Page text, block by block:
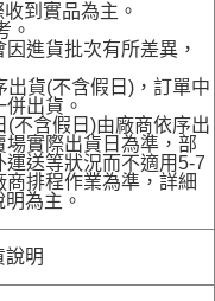
到實品為主。
。
進貨批次有所差異，
貨(不含假日)，訂單中
出貨。
不含假日)由廠商依序出
實際出貨日為準，部
送等狀況而不適用5-7
排程作業為準，詳細
為主。
說明